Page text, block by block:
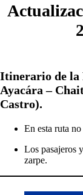
Itinerario de la
Ayacára –
Castro).
En esta ruta
Los pasajeros
zarpe.